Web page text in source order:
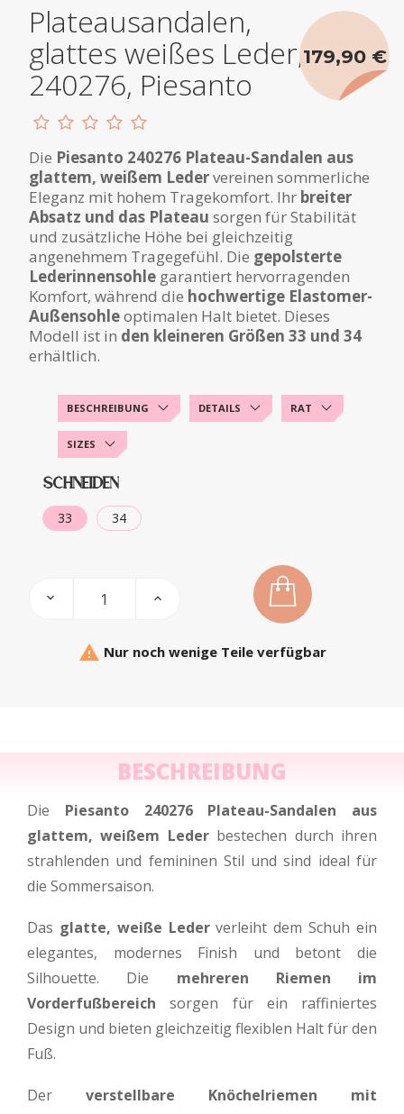
Plateausandalen,
glattes weißes Leder,
240276, Piesanto
Die Piesanto 240276 Plateau-Sandalen aus
glattem, weißem Ledervereinen sommerliche
Eleganz mit hohem Tragekomfort. Ihr breiter
Absatz und das Plateau sorgen für Stabilität
und zusätzliche Höhe bei gleichzeitig
angenehmem Tragegefühl. Die gepolsterte
Lederinnensohle garantiert hervorragenden
Komfort, während die hochwertige Elastomer-
Außensohleoptimalen Halt bietet. Dieses
Modell ist in den kleineren Größen 33 und 34
erhältlich.
179,90 €
BESCHREIBUNG DETAILS RAT
SIZES
SCHNEIDEN
33 34
 Nur noch wenige Teile verfügbar
BESCHREIBUNG
Die Piesanto 240276 Plateau-Sandalen aus
glattem, weißem Lederbestechen durch ihren
strahlenden und femininen Stil und sind ideal für
die Sommersaison.
Das glatte, weiße Lederverleiht dem Schuh ein
elegantes, modernes Finish und betont die
Silhouette. Die mehreren Riemen im
Vorderfußbereich sorgen für ein raffiniertes
Design und bieten gleichzeitig flexiblen Halt für den
Fuß.
Der verstellbare Knöchelriemen mit